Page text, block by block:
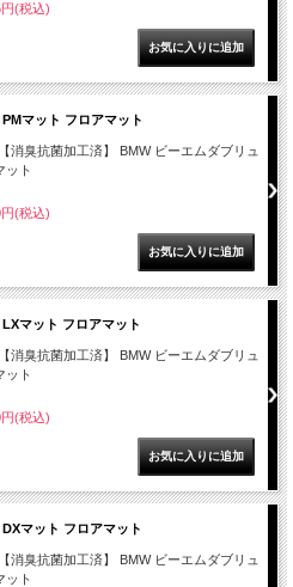
(税込)
マット フロアマット
消臭抗菌加工済】 BMW ビーエムダブリュ
ット
(税込)
マット フロアマット
消臭抗菌加工済】 BMW ビーエムダブリュ
ット
(税込)
マット フロアマット
消臭抗菌加工済】 BMW ビーエムダブリュ
ット